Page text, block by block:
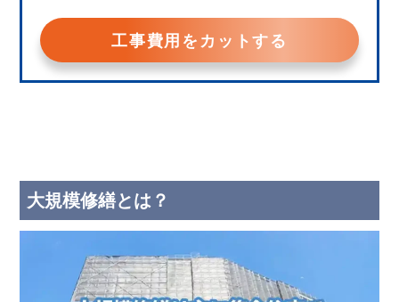
工事費用をカットする
大規模修繕とは？